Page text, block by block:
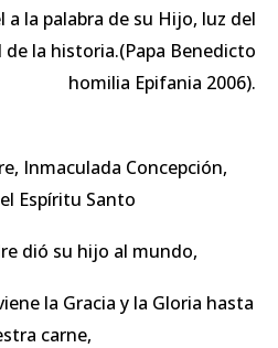
a la palabra de su Hijo, luz del
la historia.(Papa Benedicto
homilia Epifania 2006).
Inmaculada Concepción,
Espíritu Santo
dió su hijo al mundo,
la Gracia y la Gloria hasta
carne,